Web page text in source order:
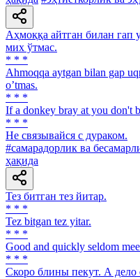
Аҳмоққа айтган билан гап
мих ўтмас.
* * *
Аhmoqqa aytgan bilan gap
oʼtmas.
* * *
If a donkey bray at you don't
* * *
He связывайся с дураком.
#самарадорлик ва
ҳақида
Тез битган тез йитар.
* * *
Tez bitgan tez yitar.
* * *
Good and quickly seldom
* * *
Скоро блины пекут. А дело